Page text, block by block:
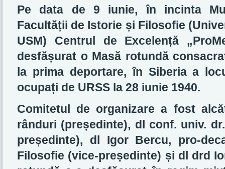
Pe data de 9 iunie, în incinta
Facultății de Istorie și Filosofie
USM) Centrul de Excelență
desfășurat o Masă rotundă
la prima deportare, în Siberia a
ocupați de URSS la 28 iunie 1940.
Comitetul de organizare a fost
rânduri (președinte), dl conf. univ.
președinte), dl Igor Bercu, pro-
Filosofie (vice-președinte) și dl drd